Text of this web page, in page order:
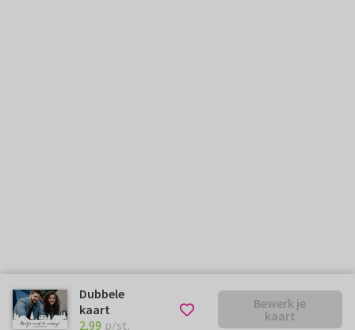
Dubbele
kaart
€ 2,99p/st.
2,99 p/st.
Bewerk je
kaart